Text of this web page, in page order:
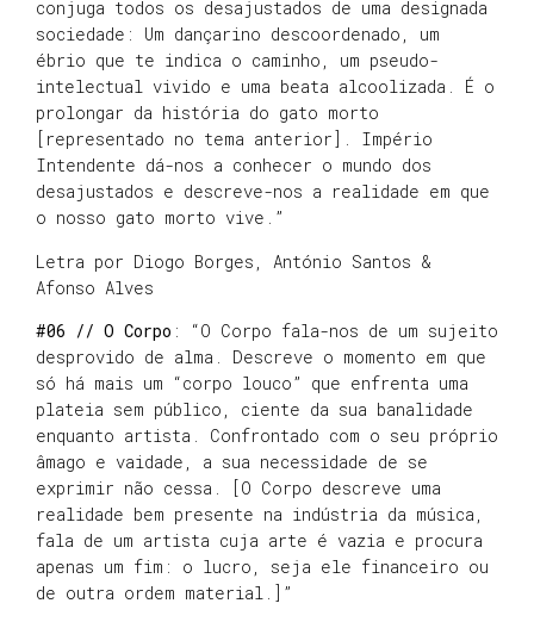
conjuga todos os desajustados de uma designada
sociedade: Um dançarino descoordenado, um
ébrio que te indica o caminho, um pseudo-
intelectual vivido e uma beata alcoolizada. É o
prolongar da história do gato morto
[representado no tema anterior]. Império
Intendente dá-nos a conhecer o mundo dos
desajustados e descreve-nos a realidade em que
o nosso gato morto vive.”
Letra por Diogo Borges, António Santos &
Afonso Alves
#06 // O Corpo : “O Corpo fala-nos de um sujeito
desprovido de alma. Descreve o momento em que
só há mais um “corpo louco” que enfrenta uma
plateia sem público, ciente da sua banalidade
enquanto artista. Confrontado com o seu próprio
âmago e vaidade, a sua necessidade de se
exprimir não cessa. [O Corpo descreve uma
realidade bem presente na indústria da música,
fala de um artista cuja arte é vazia e procura
apenas um fim: o lucro, seja ele financeiro ou
de outra ordem material.]”